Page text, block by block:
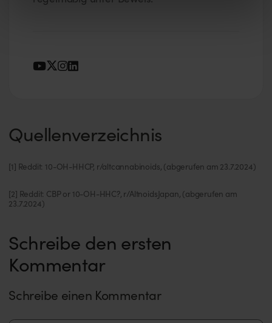
Quellenverzeichnis
[1] Reddit: 10-OH-HHCP, r/altcannabinoids, (abgerufen am 23.7.2024)
[2] Reddit: CBP or 10-OH-HHC?, r/AltnoidsJapan, (abgerufen am
23.7.2024)
Schreibe den ersten
Kommentar
Schreibe einen Kommentar